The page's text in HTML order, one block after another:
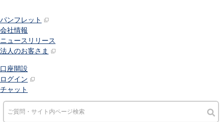
パンフレット
会社情報
ニュースリリース
法人のお客さま
口座開設
ログイン
チャット